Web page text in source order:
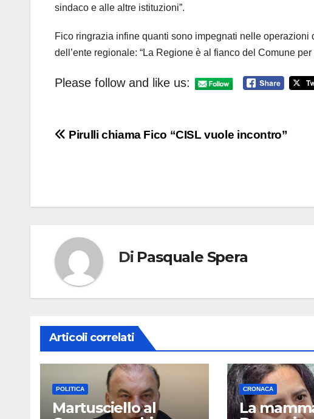
sindaco e alle altre istituzioni”.
Fico ringrazia infine quanti sono impegnati nelle
dell’ente regionale: “La Regione è al fianco del Comune
Please follow and like us:
Navigazione
Pirulli chiama Fico “CISL vuole incontro”
Di Pasquale Spera
Articoli correlati
POLITICA
Martusciello al
CRONACA
La